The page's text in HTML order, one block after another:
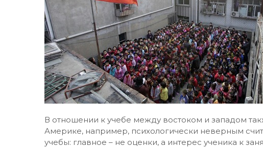
В отношении к учебе между востоком и западом
Америке, например, психологически неверным
учебы: главное – не оценки, а интерес ученика к